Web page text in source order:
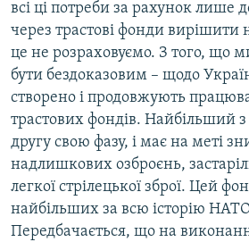
всі ці потреби за рахунок
через трастові фонди
це не розраховуємо. З того, що
бути бездоказовим – щодо
створено і продовжують
трастових фондів. Найбільший
другу свою фазу, і має на меті
надлишкових озброєнь,
легкої стрілецької зброї. Цей
найбільших за всю історію
Передбачається, що на